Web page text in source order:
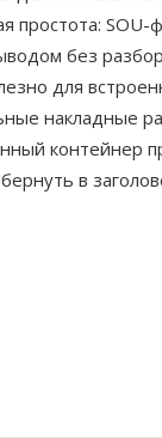
простота: SOU-
без
для
накладные
контейнер
в